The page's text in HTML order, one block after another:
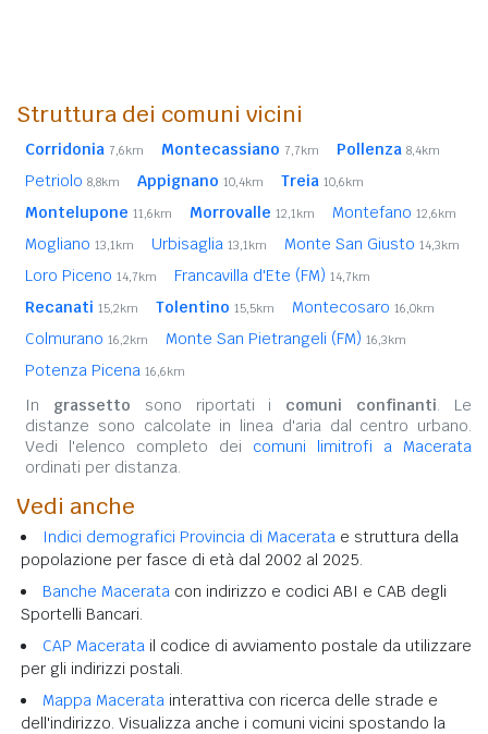
Struttura dei comuni vicini
Corridonia 7,6km Montecassiano 7,7km Pollenza 8,4km
Petriolo 8,8km Appignano 10,4km Treia 10,6km
Montelupone 11,6km Morrovalle 12,1km Montefano 12,6km
Mogliano 13,1km Urbisaglia 13,1km Monte San Giusto 14,3km
Loro Piceno 14,7km Francavilla d'Ete (FM) 14,7km
Recanati 15,2km Tolentino 15,5km Montecosaro 16,0km
Colmurano 16,2km Monte San Pietrangeli (FM) 16,3km
Potenza Picena 16,6km
In grassetto sono riportati i comuni confinanti. Le
distanze sono calcolate in linea d'aria dal centro urbano.
Vedi l'elenco completo dei comuni limitrofi a Macerata
ordinati per distanza.
Vedi anche
Indici demografici Provincia di Macerata e struttura della
popolazione per fasce di età dal 2002 al 2025.
Banche Macerata con indirizzo e codici ABI e CAB degli
Sportelli Bancari.
CAP Macerata il codice di avviamento postale da utilizzare
per gli indirizzi postali.
Mappa Macerata interattiva con ricerca delle strade e
dell'indirizzo. Visualizza anche i comuni vicini spostando la